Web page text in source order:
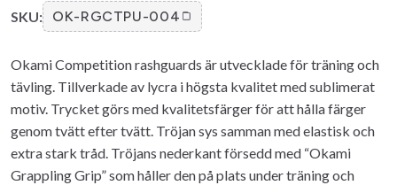
SKU: OK-RGCTPU-004
Okami Competition rashguards är utvecklade för träning och
tävling. Tillverkade av lycra i högsta kvalitet med sublimerat
motiv. Trycket görs med kvalitetsfärger för att hålla färger
genom tvätt efter tvätt. Tröjan sys samman med elastisk och
extra stark tråd. Tröjans nederkant försedd med “Okami
Grappling Grip” som håller den på plats under träning och